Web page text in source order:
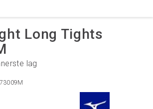
Long Tights
lag